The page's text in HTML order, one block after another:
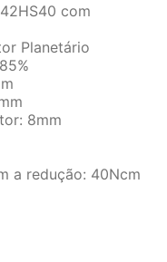
com
Planetário
8mm
a redução: 40Ncm